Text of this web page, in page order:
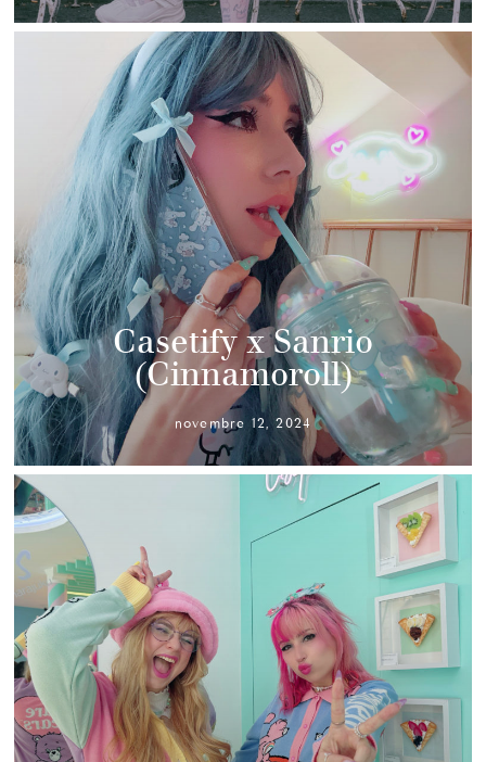
Casetify x Sanrio
(Cinnamoroll)
novembre 12, 2024